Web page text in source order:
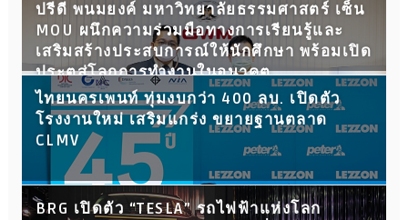
ปรีดี พนมยงค์ มหาวิทยาลัยธรรมศาสตร์ เซ็น
MOU ผนึกความร่วมมือทางการเรียนรู้และ
เสริมสร้างประสบการณ์ให้นักศึกษา พร้อมเปิด
ประตูสู่โลกการทำงานในอนาคต
ไทยนครเพนท์ ทุ่มงบกว่า 400 ลบ. เปิดตัว
โรงงานใหม่ เสริมแกร่ง ขยายฐานตลาด
CLMV
BRG เปิดตัว “TESLA” รถไฟฟ้าแห่งโลก